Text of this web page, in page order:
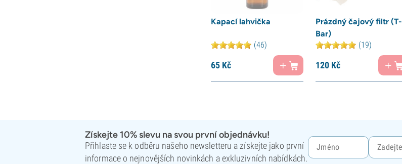
Kapací lahvička
(46)
65 Kč
Prázdný čajový filtr (T-
Bar)
(19)
120 Kč
Získejte 10% slevu na svou první objednávku!
Přihlaste se k odběru našeho newsletteru a získejte jako první
informace o nejnovějších novinkách a exkluzivních nabídkách.